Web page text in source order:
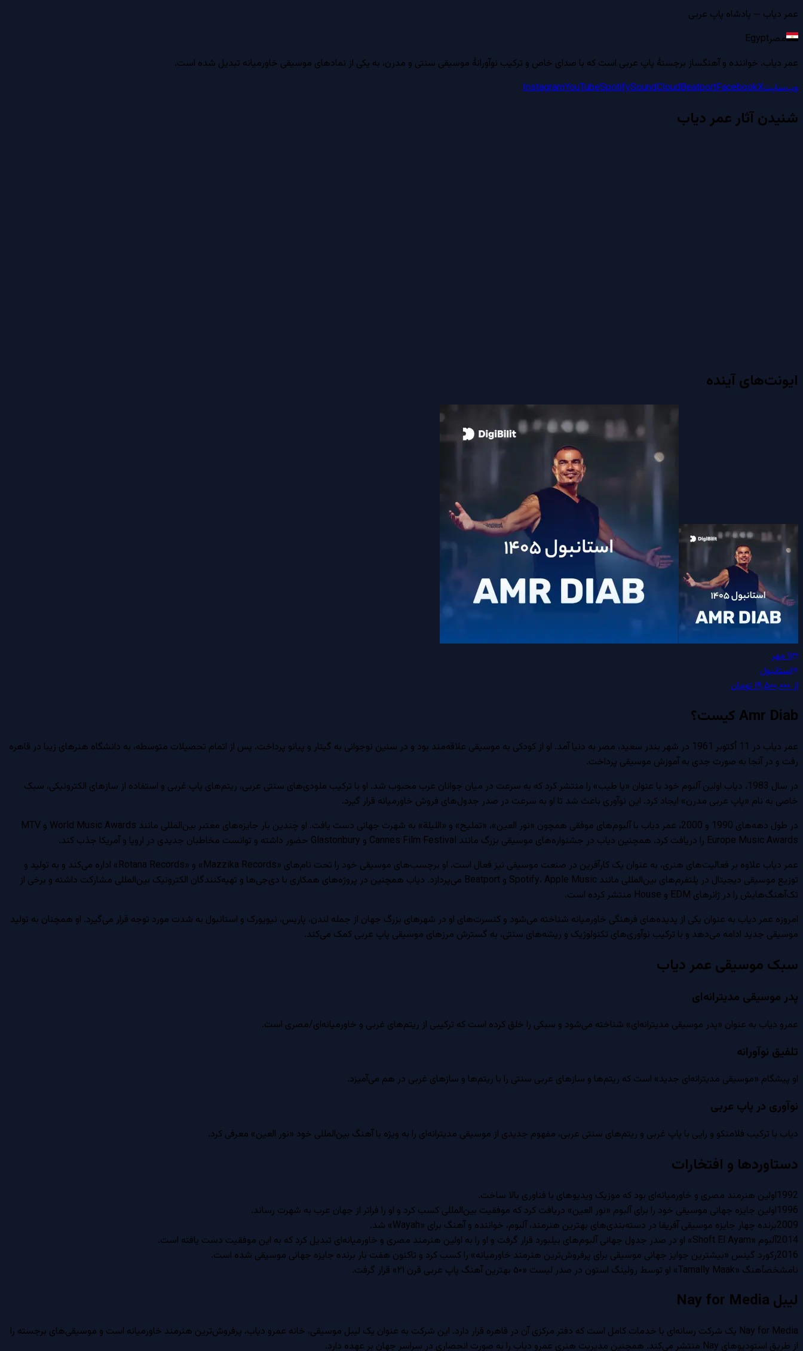
عمر دیاب — پادشاه پاپ عربی
مصرEgypt
عمر دیاب، خواننده و آهنگساز برجستهٔ پاپ عربی است که با صدای خاص و ترکیب نوآورانهٔ موسیقی سنتی و مدرن، به یکی از نمادهای موسیقی خاورمیانه تبدیل شده است.
وب‌سایت
InstagramYouTubeSpotifySoundCloudBeatportFacebookX
شنیدن آثارعمر دیاب
ایونت‌های آینده
۱۱ مهر
استانبول
از۱۹٬۵۰۰٬۰۰۰تومان
Amr Diabکیست؟
عمر دیاب در 11 أكتوبر 1961 در شهر بندر سعید، مصر به دنیا آمد. او از کودکی به موسیقی علاقه‌مند بود و در سنین نوجوانی به گیتار و پیانو پرداخت. پس از اتمام تحصیلات متوسطه، به دانشگاه هنرهای زیبا در قاهره
رفت و در آنجا به صورت جدی به آموزش موسیقی پرداخت.
در سال 1983، دیاب اولین آلبوم خود با عنوان «يا طيب» را منتشر کرد که به سرعت در میان جوانان عرب محبوب شد. او با ترکیب ملودی‌های سنتی عربی، ریتم‌های پاپ غربی و استفاده از سازهای الکترونیکی، سبک
خاصی به نام «پاپ عربی مدرن» ایجاد کرد. این نوآوری باعث شد تا او به سرعت در صدر جدول‌های فروش خاورمیانه قرار گیرد.
در طول دهه‌های 1990 و 2000، عمر دیاب با آلبوم‌های موفقی همچون «نور العين»، «تمليح» و «الليلة» به شهرت جهانی دست یافت. او چندین بار جایزه‌های معتبر بین‌المللی مانند World Music Awards و MTV
Europe Music Awards را دریافت کرد. همچنین دیاب در جشنواره‌های موسیقی بزرگ مانند Cannes Film Festival و Glastonbury حضور داشته و توانست مخاطبان جدیدی در اروپا و آمریکا جذب کند.
عمر دیاب علاوه بر فعالیت‌های هنری، به عنوان یک کارآفرین در صنعت موسیقی نیز فعال است. او برچسب‌های موسیقی خود را تحت نام‌های «Mazzika Records» و «Rotana Records» اداره می‌کند و به تولید و
توزیع موسیقی دیجیتال در پلتفرم‌های بین‌المللی مانند Spotify، Apple Music و Beatport می‌پردازد. دیاب همچنین در پروژه‌های همکاری با دی‌جی‌ها و تهیه‌کنندگان الکترونیک بین‌المللی مشارکت داشته و برخی از
تک‌آهنگ‌هایش را در ژانرهای EDM و House منتشر کرده است.
امروزه عمر دیاب به عنوان یکی از پدیده‌های فرهنگی خاورمیانه شناخته می‌شود و کنسرت‌های او در شهرهای بزرگ جهان از جمله لندن، پاریس، نیویورک و استانبول به شدت مورد توجه قرار می‌گیرد. او همچنان به تولید
موسیقی جدید ادامه می‌دهد و با ترکیب نوآوری‌های تکنولوژیک و ریشه‌های سنتی، به گسترش مرزهای موسیقی پاپ عربی کمک می‌کند.
سبک موسیقی عمر دیاب
پدر موسیقی مدیترانه‌ای
عمرو دیاب به عنوان «پدر موسیقی مدیترانه‌ای» شناخته می‌شود و سبکی را خلق کرده است که ترکیبی از ریتم‌های غربی و خاورمیانه‌ای/مصری است.
تلفیق نوآورانه
او پیشگام «موسیقی مدیترانه‌ای جدید» است که ریتم‌ها و سازهای عربی سنتی را با ریتم‌ها و سازهای غربی در هم می‌آمیزد.
نوآوری در پاپ عربی
دیاب با ترکیب فلامنکو و رایی با پاپ غربی و ریتم‌های سنتی عربی، مفهوم جدیدی از موسیقی مدیترانه‌ای را به ویژه با آهنگ بین‌المللی خود «نور العین» معرفی کرد.
دستاوردها و افتخارات
1992اولین هنرمند مصری و خاورمیانه‌ای بود که موزیک ویدیوهای با فناوری بالا ساخت.
1996اولین جایزه جهانی موسیقی خود را برای آلبوم «نور العین» دریافت کرد که موفقیت بین‌المللی کسب کرد و او را فراتر از جهان عرب به شهرت رساند.
2009برنده چهار جایزه موسیقی آفریقا در دسته‌بندی‌های بهترین هنرمند، آلبوم، خواننده و آهنگ برای «Wayah» شد.
2014آلبوم «Shoft El Ayam» او در صدر جدول جهانی آلبوم‌های بیلبورد قرار گرفت و او را به اولین هنرمند مصری و خاورمیانه‌ای تبدیل کرد که به این موفقیت دست یافته است.
2016رکورد گینس «بیشترین جوایز جهانی موسیقی برای پرفروش‌ترین هنرمند خاورمیانه» را کسب کرد و تاکنون هفت بار برنده جایزه جهانی موسیقی شده است.
نامشخصآهنگ «Tamally Maak» او توسط رولینگ استون در صدر لیست «۵۰ بهترین آهنگ پاپ عربی قرن ۲۱» قرار گرفت.
لیبل Nay for Media
Nay for Media یک شرکت رسانه‌ای با خدمات کامل است که دفتر مرکزی آن در قاهره قرار دارد. این شرکت به عنوان یک لیبل موسیقی، خانه عمرو دیاب، پرفروش‌ترین هنرمند خاورمیانه است و موسیقی‌های برجسته را
از طریق استودیوهای Nay منتشر می‌کند. همچنین مدیریت هنری عمرو دیاب را به صورت انحصاری در سراسر جهان بر عهده دارد.